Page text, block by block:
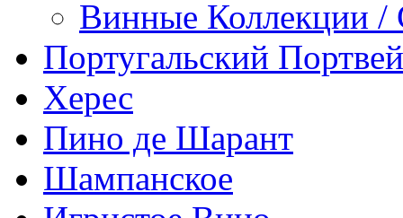
Винные Коллекции /
Португальский
Херес
Пино де Шарант
Шампанское